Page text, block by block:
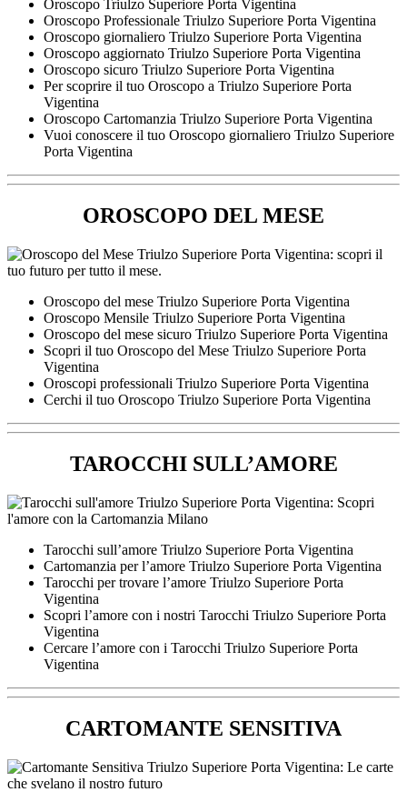
Oroscopo Triulzo Superiore Porta Vigentina
Oroscopo Professionale Triulzo Superiore Porta Vigentina
Oroscopo giornaliero Triulzo Superiore Porta Vigentina
Oroscopo aggiornato Triulzo Superiore Porta Vigentina
Oroscopo sicuro Triulzo Superiore Porta Vigentina
Per scoprire il tuo Oroscopo a Triulzo Superiore Porta
Vigentina
Oroscopo Cartomanzia Triulzo Superiore Porta Vigentina
Vuoi conoscere il tuo Oroscopo giornaliero Triulzo Superiore
Porta Vigentina
OROSCOPO DEL MESE
Oroscopo del mese Triulzo Superiore Porta Vigentina
Oroscopo Mensile Triulzo Superiore Porta Vigentina
Oroscopo del mese sicuro Triulzo Superiore Porta Vigentina
Scopri il tuo Oroscopo del Mese Triulzo Superiore Porta
Vigentina
Oroscopi professionali Triulzo Superiore Porta Vigentina
Cerchi il tuo Oroscopo Triulzo Superiore Porta Vigentina
TAROCCHI SULL’AMORE
Tarocchi sull’amore Triulzo Superiore Porta Vigentina
Cartomanzia per l’amore Triulzo Superiore Porta Vigentina
Tarocchi per trovare l’amore Triulzo Superiore Porta
Vigentina
Scopri l’amore con i nostri Tarocchi Triulzo Superiore Porta
Vigentina
Cercare l’amore con i Tarocchi Triulzo Superiore Porta
Vigentina
CARTOMANTE SENSITIVA